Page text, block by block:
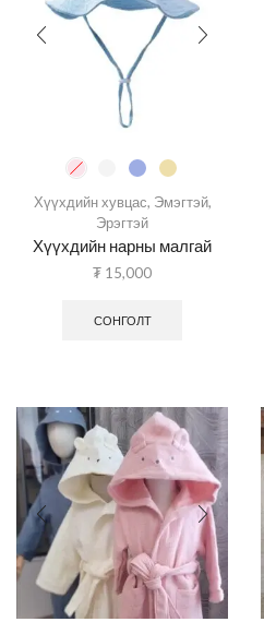
Хүүхдийн хувцас, Эмэгтэй,
Эрэгтэй
Хүүхдийн нарны малгай
₮ 15,000
СОНГОЛТ